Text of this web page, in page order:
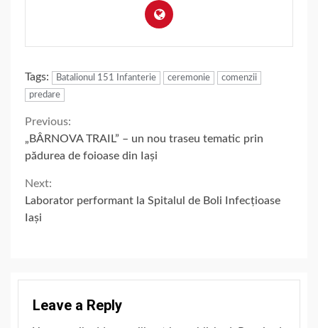
Tags: Batalionul 151 Infanterie ceremonie
comenzii
predare
Continue
Reading
Previous:
„BÂRNOVA TRAIL” – un nou traseu tematic prin
pădurea de foioase din Iași
Next:
Laborator performant la Spitalul de Boli Infecțioase
Iași
Leave a Reply